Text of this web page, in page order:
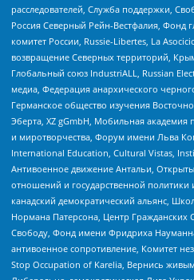
расследователей, Служба поддержки,
Россия Северный Рейн-Вестфалия,
комитет России, Russie-Libertes, La
возвращение Северных территорий,
Глобальный союз IndustriALL, Russian
медиа, Федерация анархического
Германское общество изучения
Эберта, XZ gGmbH, Мобильная академия
и миротворчества, Форум имени Льва
International Education, Cultural Vistas,
Антивоенное движение Антальи,
отношений и государственной
канадский демократический альянс,
Нормана Патерсона, Центр
Свободу, Фонд имени Фридриха
антивоенное сопротивление, Комитет
Stop Occupation of Karelia, Вернись